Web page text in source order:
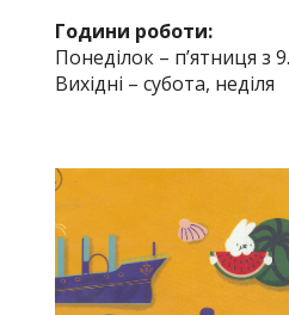
Години
Понеділок – п’ятниця з
Вихідні – субота, неділя